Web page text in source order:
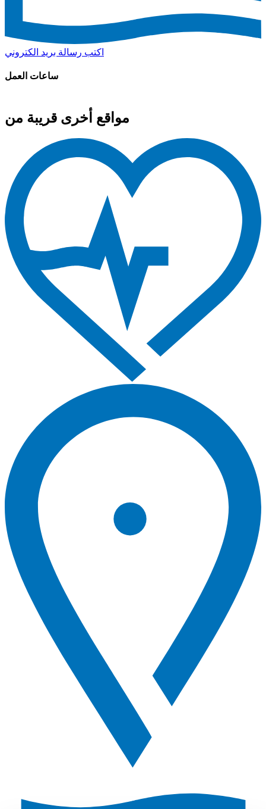
اكتب رسالة بريد الكتروني
ساعات العمل
مواقع أخرى قريبة من